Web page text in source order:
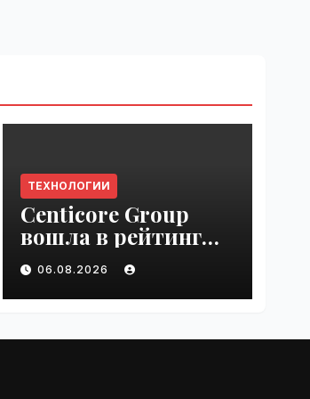
ТЕХНОЛОГИИ
Centicore Group
вошла в рейтинг
«CNews500:
Крупнейшие ИТ-
компании России» |
06.08.2026